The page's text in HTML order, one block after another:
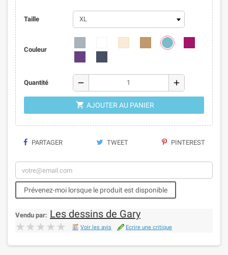
Taille
Couleur
Quantité remove add
 AJOUTER AU PANIER
PARTAGER TWEET PINTEREST
Prévenez-moi lorsque le produit est disponible
Vendu par: Les dessins de Gary
★★★★★
★★★★★ Voir les avis Ecrire une critique